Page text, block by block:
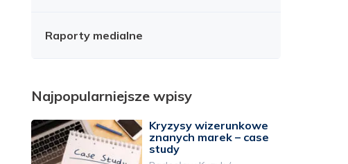
Raporty medialne
Najpopularniejsze wpisy
Kryzysy wizerunkowe
znanych marek – case
study